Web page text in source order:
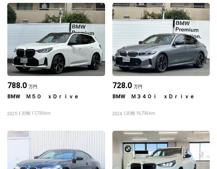
788.0 万円
BMW Ｍ５０ ｘＤｒｉｖｅ
2025 距離 17,730km
728.0 万円
BMW Ｍ３４０ｉ ｘＤｒｉｖｅ
2024 距離 16,736km